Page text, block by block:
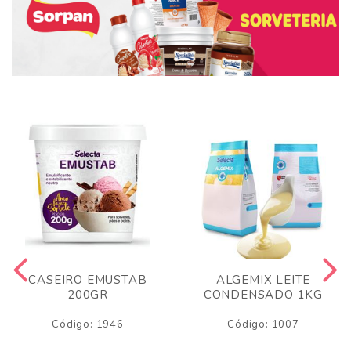
CASEIRO EMUSTAB
200GR
Código: 1946
ALGEMIX LEITE
CONDENSADO 1KG
Código: 1007